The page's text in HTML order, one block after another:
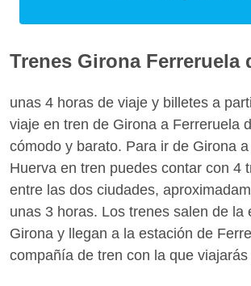
Trenes Girona Ferreruela
unas 4 horas de viaje y billetes a
viaje en tren de Girona a Ferreruela
cómodo y barato. Para ir de Girona
Huerva en tren puedes contar con 4
entre las dos ciudades,
unas 3 horas. Los trenes salen de la
Girona y llegan a la estación de
compañía de tren con la que